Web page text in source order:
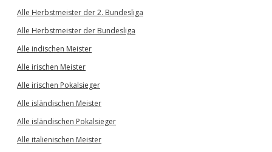
Alle Herbstmeister der 2. Bundesliga
Alle Herbstmeister der Bundesliga
Alle indischen Meister
Alle irischen Meister
Alle irischen Pokalsieger
Alle isländischen Meister
Alle isländischen Pokalsieger
Alle italienischen Meister